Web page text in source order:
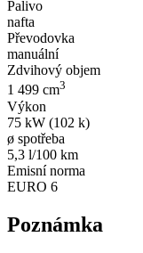
Palivo
nafta
Převodovka
manuální
Zdvihový objem
1 499 cm3
Výkon
75 kW (102 k)
ø spotřeba
5,3 l/100 km
Emisní norma
EURO 6
Poznámka